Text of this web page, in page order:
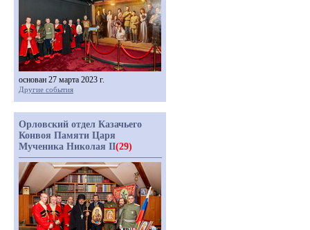
основан 27 марта 2023 г.
Другие события
Орловский отдел Казачьего
Конвоя Памяти Царя
Мученика Николая II(29)